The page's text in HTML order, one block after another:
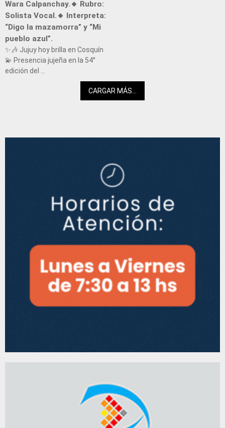
Wara Calpanchay.🔸 Rubro:
Solista Vocal.🔸 Interpreta:
“Digo la mazamorra” y “Mi
pueblo azul”.
✨🎶 Jujuy hoy brilla en Cosquín
💫 Presencia jujeña en la 54°
edición del ...
CARGAR MÁS...